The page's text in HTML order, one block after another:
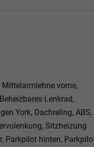
vorne,
Lenkrad,
York, Dachreling, ABS,
Sitzheizung
Parkpilot hinten,